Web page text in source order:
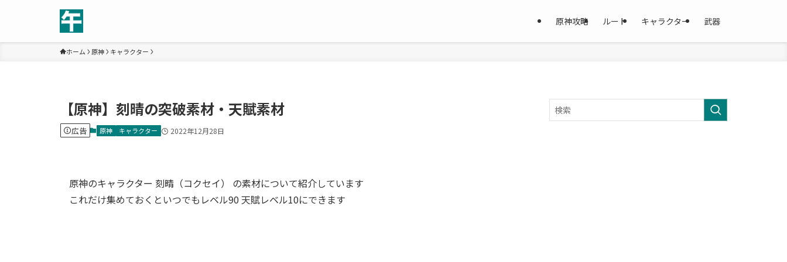
原神攻略 ルート キャラクター 武器
ホーム 原神 キャラクター
【原神】刻晴の突破素材・天賦素材
広告 原神 キャラクター 2022年12月28日
原神のキャラクター 刻晴（コクセイ） の素材について紹介しています
これだけ集めておくといつでもレベル90 天賦レベル10にできます